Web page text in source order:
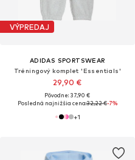
VÝPREDAJ
ADIDAS SPORTSWEAR
Tréningový komplet 'Essentials'
29,90 €
Pôvodne: 37,90 €
Posledná najnižšia cena:32,22 €-7%
+1